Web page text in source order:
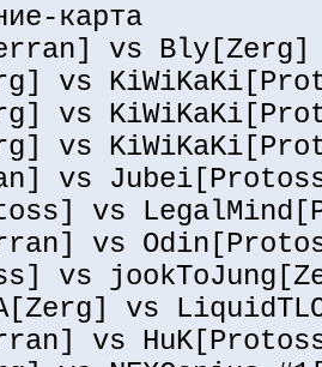
карта
vs
vs
vs
vs
vs
vs
vs
vs
vs
vs